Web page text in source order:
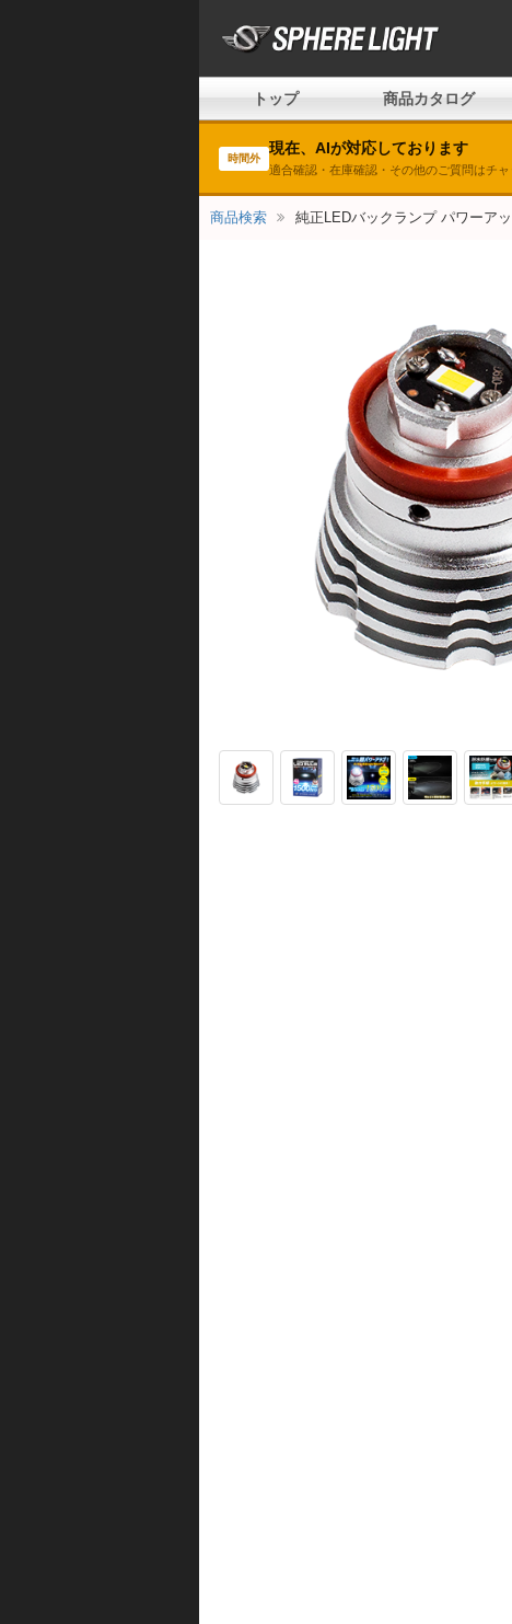
トップ 商品カタログ
時間外
現在、AIが対応しております
適合確認・在庫確認・その他のご質問はチ
商品検索 純正LEDバックランプ パワーア